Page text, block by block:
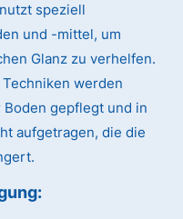
speziell
und -mittel, um
Glanz zu verhelfen.
werden
gepflegt und in
aufgetragen, die die